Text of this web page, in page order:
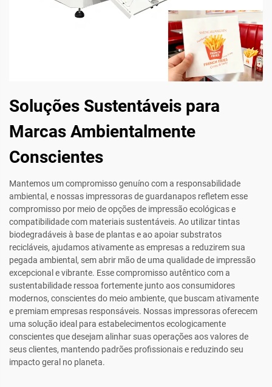
Soluções Sustentáveis para
Marcas Ambientalmente
Conscientes
Mantemos um compromisso genuíno com a responsabilidade
ambiental, e nossas impressoras de guardanapos refletem esse
compromisso por meio de opções de impressão ecológicas e
compatibilidade com materiais sustentáveis. Ao utilizar tintas
biodegradáveis à base de plantas e ao apoiar substratos
recicláveis, ajudamos ativamente as empresas a reduzirem sua
pegada ambiental, sem abrir mão de uma qualidade de impressão
excepcional e vibrante. Esse compromisso autêntico com a
sustentabilidade ressoa fortemente junto aos consumidores
modernos, conscientes do meio ambiente, que buscam ativamente
e premiam empresas responsáveis. Nossas impressoras oferecem
uma solução ideal para estabelecimentos ecologicamente
conscientes que desejam alinhar suas operações aos valores de
seus clientes, mantendo padrões profissionais e reduzindo seu
impacto geral no planeta.